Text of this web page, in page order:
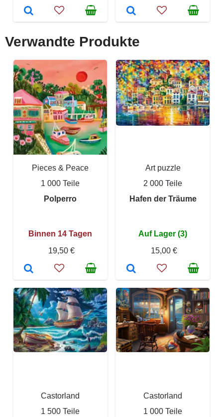
Verwandte Produkte
Pieces & Peace
1 000 Teile
Polperro
Binnen 14 Tagen
19,50 €
Art puzzle
2 000 Teile
Hafen der Träume
Auf Lager (3)
15,00 €
Castorland
1 500 Teile
Castorland
1 000 Teile